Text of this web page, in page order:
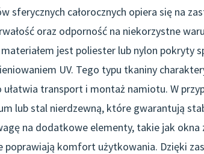
sferycznych całorocznych opiera się na
oraz odporność na niekorzystne
jest poliester lub nylon pokryty
UV. Tego typu tkaniny
ułatwia transport i montaż namiotu. W
lub stal nierdzewną, które gwarantują
na dodatkowe elementy, takie jak okna
poprawiają komfort użytkowania. Dzięki